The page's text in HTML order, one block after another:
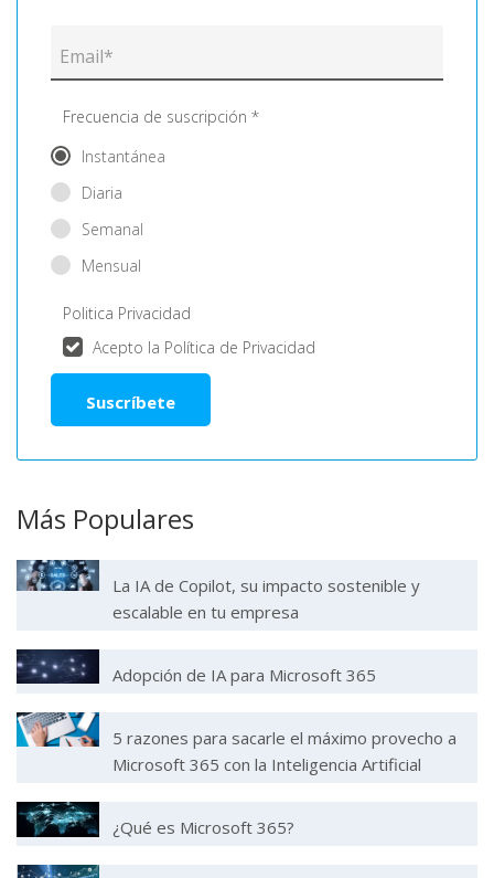
Frecuencia de suscripción *
Instantánea
Diaria
Semanal
Mensual
Politica Privacidad
Acepto la Política de Privacidad
Más Populares
La IA de Copilot, su impacto sostenible y
escalable en tu empresa
Adopción de IA para Microsoft 365
5 razones para sacarle el máximo provecho a
Microsoft 365 con la Inteligencia Artificial
¿Qué es Microsoft 365?